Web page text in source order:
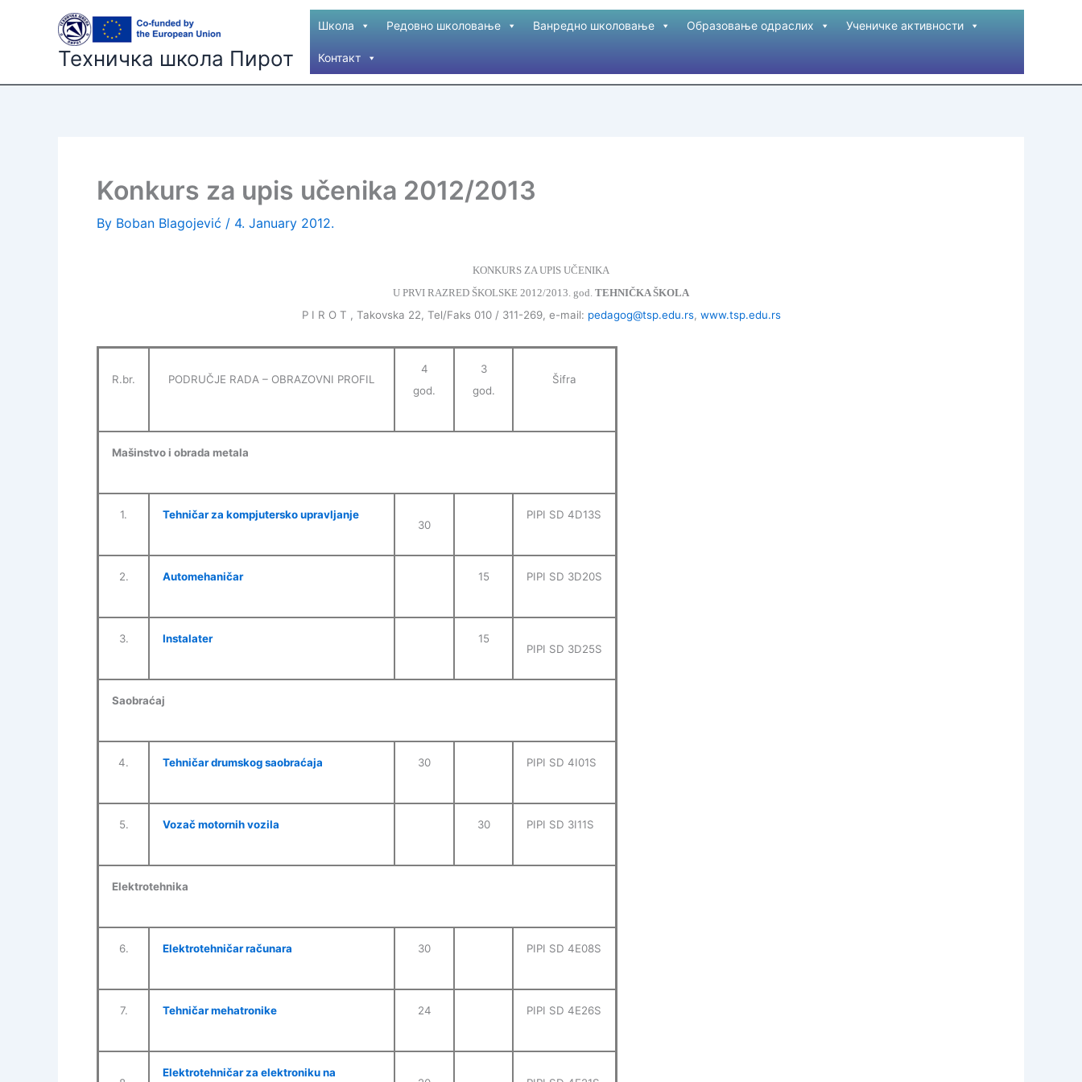
Техничка школа Пирот
Школа Редовно школовање Ванредно школовање Образовање одраслих Ученичке активности
Контакт
Konkurs za upis učenika 2012/2013
By Boban Blagojević / 4. January 2012.
KONKURS ZA UPIS UČENIKA
U PRVI RAZRED ŠKOLSKE 2012/2013. god. TEHNIČKA ŠKOLA
P I R O T , Takovska 22, Tel/Faks 010 / 311-269, e-mail: pedagog@tsp.edu.rs, www.tsp.edu.rs
R.br. PODRUČJE RADA – OBRAZOVNI PROFIL
4
god.
3
god.
Šifra
Mašinstvo i obrada metala
1.
Tehničar za kompjutersko upravljanje
30
PIPI SD 4D13S
2. Automehaničar 15 PIPI SD 3D20S
3. Instalater
15
PIPI SD 3D25S
Saobraćaj
4. Tehničar drumskog saobraćaja 30 PIPI SD 4I01S
5. Vozač motornih vozila 30 PIPI SD 3I11S
Elektrotehnika
6. Elektrotehničar računara 30 PIPI SD 4E08S
7. Tehničar mehatronike 24 PIPI SD 4E26S
Elektrotehničar za elektroniku na